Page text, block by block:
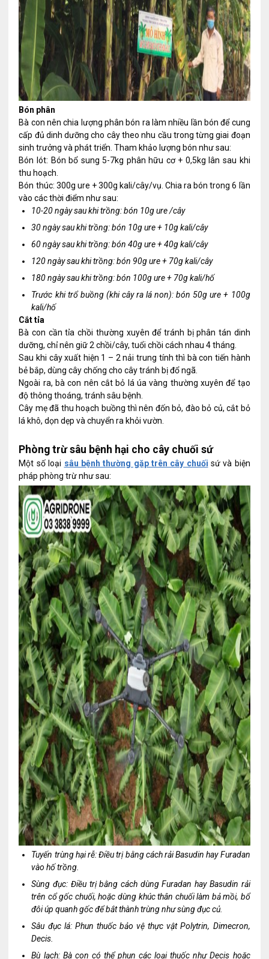
Bón phân
Bà con nên chia lượng phân bón ra làm nhiều lần bón để cung
cấp đủ dinh dưỡng cho cây theo nhu cầu trong từng giai đoạn
sinh trưởng và phát triển. Tham khảo lượng bón như sau:
Bón lót: Bón bổ sung 5-7kg phân hữu cơ + 0,5kg lân sau khi
thu hoạch.
Bón thúc: 300g ure + 300g kali/cây/vụ. Chia ra bón trong 6 lần
vào các thời điểm như sau:
10-20 ngày sau khi trồng: bón 10g ure /cây
30 ngày sau khi trồng: bón 10g ure + 10g kali/cây
60 ngày sau khi trồng: bón 40g ure + 40g kali/cây
120 ngày sau khi trồng: bón 90g ure + 70g kali/cây
180 ngày sau khi trồng: bón 100g ure + 70g kali/hố
Trước khi trổ buồng (khi cây ra lá non): bón 50g ure + 100g
kali/hố
Cắt tỉa
Bà con cần tỉa chồi thường xuyên để tránh bị phân tán dinh
dưỡng, chỉ nên giữ 2 chồi/cây, tuổi chồi cách nhau 4 tháng.
Sau khi cây xuất hiện 1 – 2 nải trung tính thì bà con tiến hành
bẻ bắp, dùng cây chống cho cây tránh bị đổ ngã.
Ngoài ra, bà con nên cắt bỏ lá úa vàng thường xuyên để tạo
độ thông thoáng, tránh sâu bệnh.
Cây mẹ đã thu hoạch buồng thì nên đốn bỏ, đào bỏ củ, cắt bỏ
lá khô, dọn dẹp và chuyển ra khỏi vườn.
Phòng trừ sâu bệnh hại cho cây chuối sứ
Một số loại sâu bệnh thường gặp trên cây chuối sứ và biện
pháp phòng trừ như sau:
Tuyến trùng hại rễ: Điều trị bằng cách rải Basudin hay Furadan
vào hố trồng.
Sùng đục: Điều trị bằng cách dùng Furadan hay Basudin rải
trên cổ gốc chuối, hoặc dùng khúc thân chuối làm bả mồi, bổ
đôi úp quanh gốc để bắt thành trùng như sùng đục củ.
Sâu đục lá: Phun thuốc bảo vệ thực vật Polytrin, Dimecron,
Decis.
Bù lạch: Bà con có thể phun các loại thuốc như Decis hoặc